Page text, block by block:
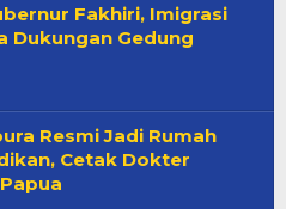
Fakhiri, Imigrasi
Dukungan Gedung
Resmi Jadi Rumah
Cetak Dokter